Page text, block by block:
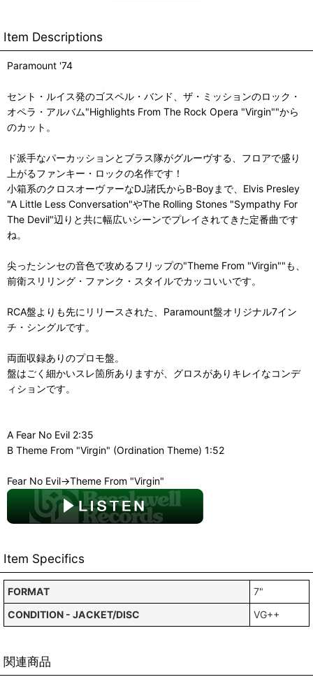
Item Descriptions
Paramount '74
セント・ルイス発のゴスペル・バンド、ザ・ミッションのロック・
オペラ・アルバム"Highlights From The Rock Opera "Virgin""から
のカット。
ド派手なパーカッションとブラス隊がグルーヴする、フロアで盛り
上がるファンキー・ロックの名作です！
小箱系のクロスオーヴァーなDJ諸氏からB-Boyまで、Elvis Presley
"A Little Less Conversation"やThe Rolling Stones "Sympathy For
The Devil"辺りと共に幅広いシーンでプレイされてきた定番曲です
ね。
尖ったシンセの音色で攻めるフリップの"Theme From "Virgin""も、
前衛スリリング・ファンク・スタイルでカッコいいです。
RCA盤よりも先にリリースされた、Paramount盤オリジナル7イン
チ・シングルです。
両面収録ありのプロモ盤。
盤はごく細かいスレ箇所ありますが、グロスがありキレイなコンデ
ィションです。
A Fear No Evil 2:35
B Theme From "Virgin" (Ordination Theme) 1:52
Fear No Evil→Theme From "Virgin"
Item Specifics
FORMAT
7"
CONDITION - JACKET/DISC
VG++
関連商品